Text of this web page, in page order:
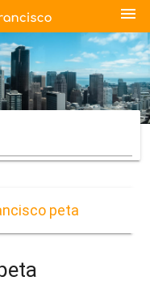
menu
peta